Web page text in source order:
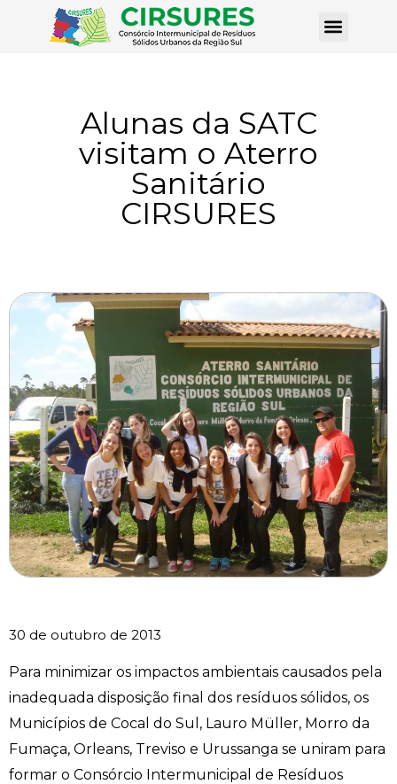
Alunas da SATC
visitam o Aterro
Sanitário
CIRSURES
30 de outubro de 2013
Para minimizar os impactos ambientais causados pela
inadequada disposição final dos resíduos sólidos, os
Municípios de Cocal do Sul, Lauro Müller, Morro da
Fumaça, Orleans, Treviso e Urussanga se uniram para
formar o Consórcio Intermunicipal de Resíduos